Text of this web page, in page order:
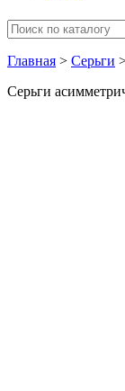
Главная > Серьги
Серьги